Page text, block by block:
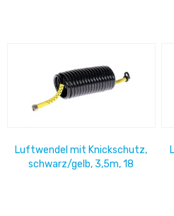
Luftwendel mit Knickschutz,
schwarz/gelb, 3,5m, 18